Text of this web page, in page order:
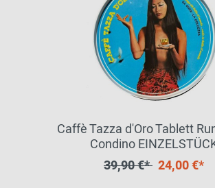
Caffè Tazza d'Oro Tablett
Condino
39,90 €* 24,00 €*